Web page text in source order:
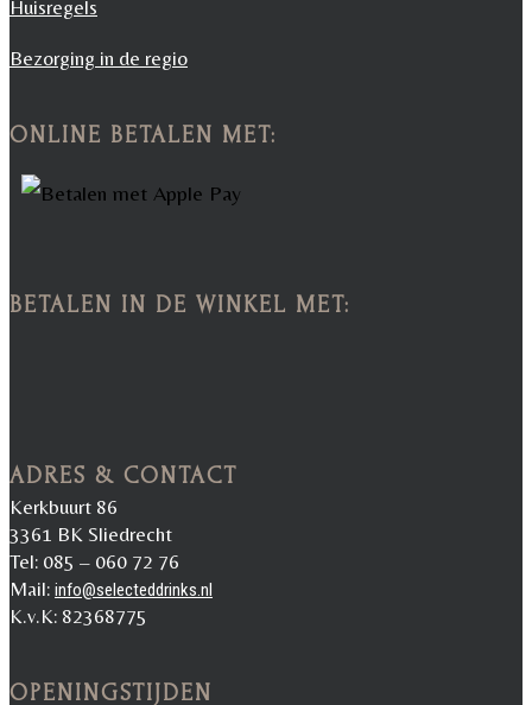
Huisregels
Bezorging in de regio
ONLINE BETALEN MET:
BETALEN IN DE WINKEL MET:
ADRES & CONTACT
Kerkbuurt 86
3361 BK Sliedrecht
Tel: 085 – 060 72 76
Mail: info@selecteddrinks.nl
K.v.K: 82368775
OPENINGSTIJDEN